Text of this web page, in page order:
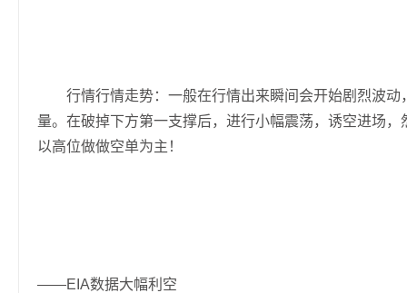
行情行情走势：一般在行情出来瞬间会开始剧烈波动
量。在破掉下方第一支撑后，进行小幅震荡，诱空进场
以高位做做空单为主！
——EIA数据大幅利空